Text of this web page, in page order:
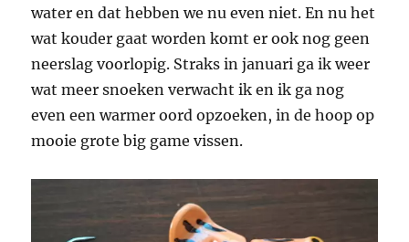
water en dat hebben we nu even niet. En nu het
wat kouder gaat worden komt er ook nog geen
neerslag voorlopig. Straks in januari ga ik weer
wat meer snoeken verwacht ik en ik ga nog
even een warmer oord opzoeken, in de hoop op
mooie grote big game vissen.